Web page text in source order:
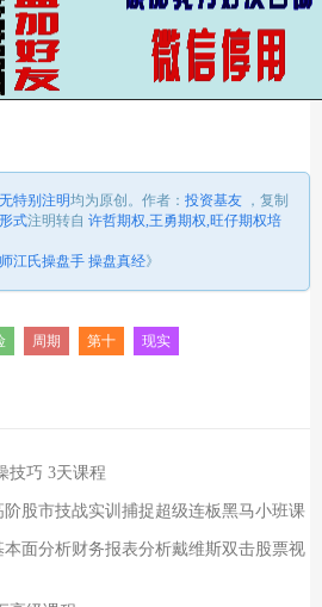
特别注明均为原创。 作者： 投资基友 ， 复制
式注明转自 许哲期权,王勇期权,旺仔期权培
江氏操盘手 操盘真经》
周期 第十 现实
技巧 3天课程
股市技战实训捕捉超级连板黑马小班课
面分析财务报表分析戴维斯双击股票视